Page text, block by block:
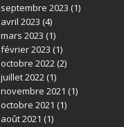
septembre 2023 (1)
avril 2023 (4)
mars 2023 (1)
février 2023 (1)
octobre 2022(2)
juillet 2022(1)
novembre 2021 (1)
octobre 2021 (1)
août 2021 (1)